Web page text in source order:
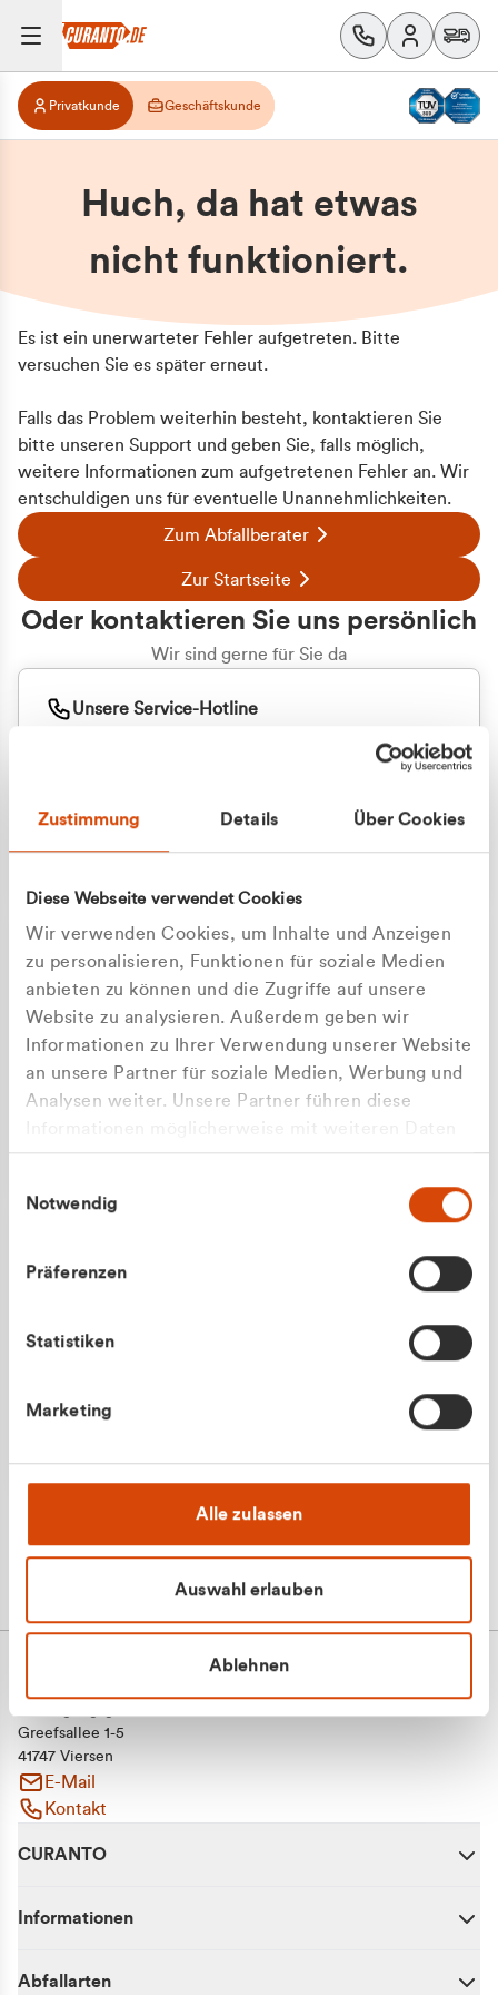
Zustimmung Details Über Cookies
Diese Webseite verwendet Cookies
Wir verwenden Cookies, um Inhalte und Anzeigen
zu personalisieren, Funktionen für soziale Medien
anbieten zu können und die Zugriffe auf unsere
Website zu analysieren. Außerdem geben wir
Informationen zu Ihrer Verwendung unserer Website
an unsere Partner für soziale Medien, Werbung und
Analysen weiter. Unsere Partner führen diese
zusammen, die Sie ihnen bereitgestellt haben oder
gesammelt haben.
Notwendig
Präferenzen
Statistiken
Marketing
Alle zulassen
Auswahl erlauben
Ablehnen
Privatkunde Geschäftskunde
Huch, da hat etwas
nicht funktioniert.
Es ist ein unerwarteter Fehler aufgetreten. Bitte
versuchen Sie es später erneut.
Falls das Problem weiterhin besteht, kontaktieren Sie
bitte unseren Support und geben Sie, falls möglich,
weitere Informationen zum aufgetretenen Fehler an. Wir
entschuldigen uns für eventuelle Unannehmlichkeiten.
Zum Abfallberater
Zur Startseite
Oder kontaktieren Sie uns persönlich
Wir sind gerne für Sie da
Unsere Service-Hotline
+49 177 8376058
Apilash Balanesan
Greefsallee 1-5
41747 Viersen
E-Mail
Kontakt
CURANTO
Informationen
Abfallarten